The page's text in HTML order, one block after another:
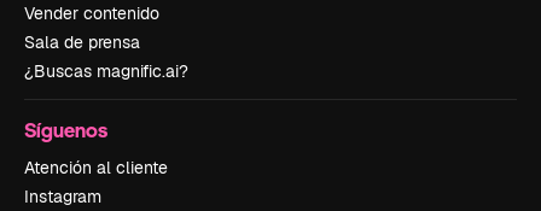
Vender contenido
Sala de prensa
¿Buscas magnific.ai?
Síguenos
Atención al cliente
Instagram